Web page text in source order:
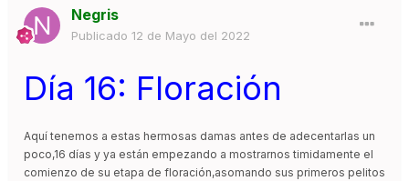
Negris
Publicado 12 de Mayo del 2022
Día 16: Floración
Aquí tenemos a estas hermosas damas antes de adecentarlas un
poco,16 días y ya están empezando a mostrarnos timidamente el
comienzo de su etapa de floración,asomando sus primeros pelitos